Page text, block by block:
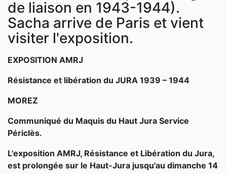
de liaison en 1943-1944).
Sacha arrive de Paris et vient
visiter l'exposition.
EXPOSITION AMRJ
Résistance et libération du JURA 1939 – 1944
MOREZ
Communiqué du Maquis du Haut Jura Service
Périclès.
L'exposition AMRJ, Résistance et Libération du Jura,
est prolongée sur le Haut-Jura jusqu'au dimanche 14